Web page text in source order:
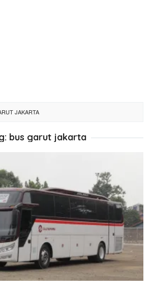
JAKARTA
bus garut jakarta